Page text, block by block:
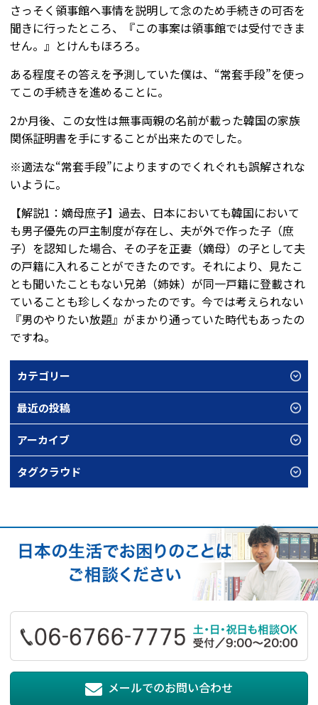
さっそく領事館へ事情を説明して念のため手続きの可否を
聞きに行ったところ、『この事案は領事館では受付できま
せん。』とけんもほろろ。
ある程度その答えを予測していた僕は、“常套手段”を使っ
てこの手続きを進めることに。
2か月後、この女性は無事両親の名前が載った韓国の家族
関係証明書を手にすることが出来たのでした。
※適法な“常套手段”によりますのでくれぐれも誤解されな
いように。
【解説1：嫡母庶子】過去、日本においても韓国において
も男子優先の戸主制度が存在し、夫が外で作った子（庶
子）を認知した場合、その子を正妻（嫡母）の子として夫
の戸籍に入れることができたのです。それにより、見たこ
とも聞いたこともない兄弟（姉妹）が同一戸籍に登載され
ていることも珍しくなかったのです。今では考えられない
『男のやりたい放題』がまかり通っていた時代もあったの
ですね。
カテゴリー
最近の投稿
アーカイブ
タグクラウド
メールでのお問い合わせ